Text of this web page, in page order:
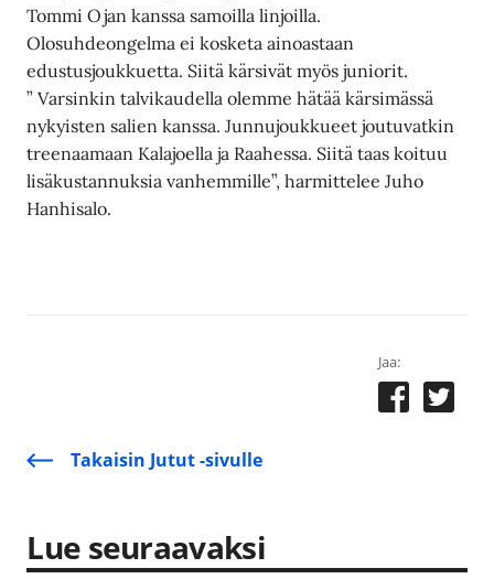
Tommi Ojan kanssa samoilla linjoilla.
Olosuhdeongelma ei kosketa ainoastaan
edustusjoukkuetta. Siitä kärsivät myös juniorit.
” Varsinkin talvikaudella olemme hätää kärsimässä
nykyisten salien kanssa. Junnujoukkueet joutuvatkin
treenaamaan Kalajoella ja Raahessa. Siitä taas koituu
lisäkustannuksia vanhemmille”, harmittelee Juho
Hanhisalo.
Jaa:
Takaisin Jutut -sivulle
Lue seuraavaksi